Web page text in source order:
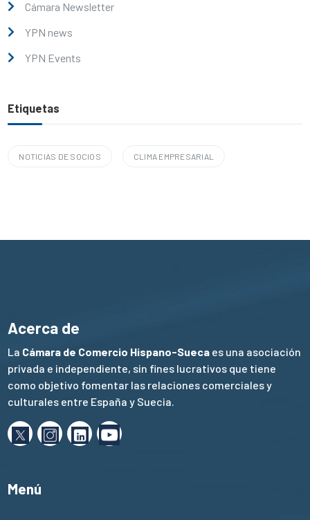
Cámara Newsletter
YPN news
YPN Events
Etiquetas
NOTICIAS DE SOCIOS CLIMA EMPRESARIAL
Acerca de
La Cámara de Comercio Hispano-Sueca es una asociación
privada e independiente, sin fines lucrativos que tiene
como objetivo fomentar las relaciones comerciales y
culturales entre España y Suecia.
Menú